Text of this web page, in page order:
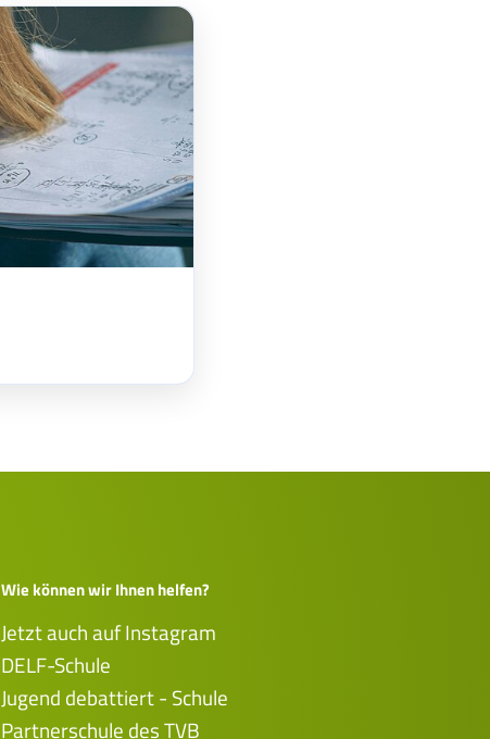
Wie können wir Ihnen helfen?
Jetzt auch auf Instagram
DELF-Schule
Jugend debattiert - Schule
Partnerschule des TVB